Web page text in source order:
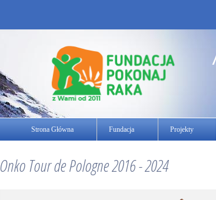
Strona Główna Fundacja Projekty
Onko Tour de Pologne 2016 - 2024